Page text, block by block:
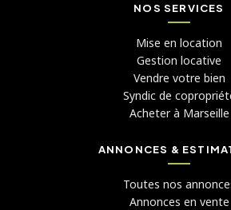
NOS SERVICES
Mise en location
Gestion locative
Vendre votre bien
Syndic de
Acheter à Marseille
ANNONCES &
Toutes nos
Annonces en vente